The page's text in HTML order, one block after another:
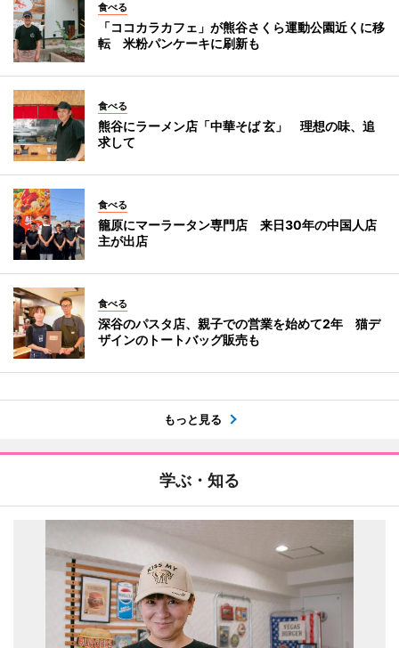
食べる
「ココカラカフェ」が熊谷さくら運動公園近くに移
転 米粉パンケーキに刷新も
食べる
熊谷にラーメン店「中華そば 玄」 理想の味、追
求して
食べる
籠原にマーラータン専門店 来日30年の中国人店
主が出店
食べる
深谷のパスタ店、親子での営業を始めて2年 猫デ
ザインのトートバッグ販売も
もっと見る
学ぶ・知る